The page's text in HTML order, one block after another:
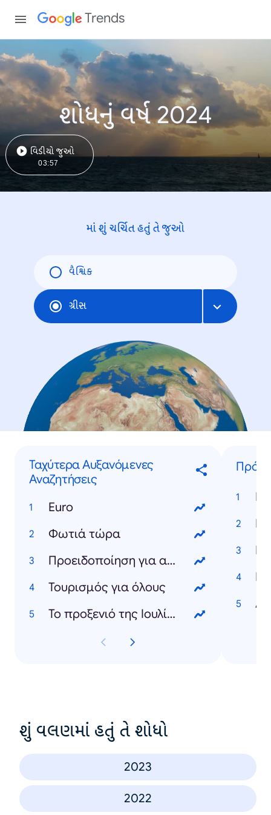
Trends
શોધનું વર્ષ 2024
વિડીયો જુઓ
03:57
માં શું ચર્ચિત હતું તે જુઓ
વૈશ્વિક
ગ્રીસ
Ταχύτερα Αυξανόμενες
Αναζητήσεις
Euro
Φωτιά τώρα
Προειδοποίηση για ακραία ζέστη
Τουρισμός για όλους
Το προξενιό της Ιουλίας
શું વલણમાં હતું તે શોધો
2023
2022